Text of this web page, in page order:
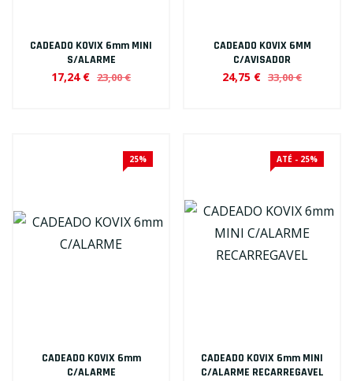
CADEADO KOVIX 6mm MINI
S/ALARME
17,24 € 23,00 €
CADEADO KOVIX 6MM
C/AVISADOR
24,75 € 33,00 €
25%
CADEADO KOVIX 6mm
C/ALARME
ATÉ - 25%
CADEADO KOVIX 6mm MINI
C/ALARME RECARREGAVEL